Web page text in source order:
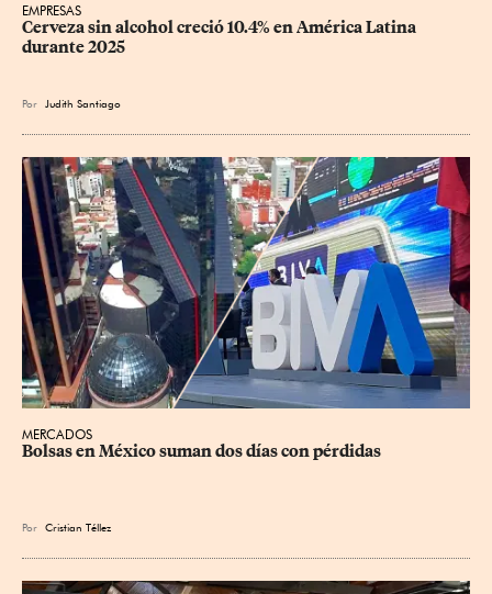
EMPRESAS
Cerveza sin alcohol creció 10.4% en América Latina
durante 2025
Por Judith Santiago
MERCADOS
Bolsas en México suman dos días con pérdidas
Por Cristian Téllez